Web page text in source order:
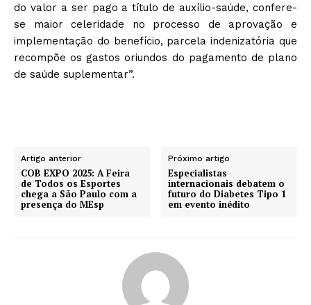
do valor a ser pago a título de auxílio-saúde, confere-
se maior celeridade no processo de aprovação e
implementação do benefício, parcela indenizatória que
recompõe os gastos oriundos do pagamento de plano
de saúde suplementar”.
Artigo anterior
COB EXPO 2025: A Feira
de Todos os Esportes
chega a São Paulo com a
presença do MEsp
Próximo artigo
Especialistas
internacionais debatem o
futuro do Diabetes Tipo 1
em evento inédito